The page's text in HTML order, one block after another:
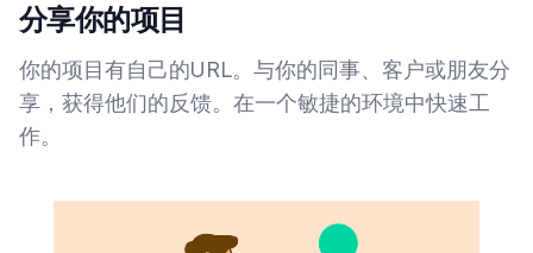
分享你的项目
你的项目有自己的URL。与你的同事、客户或朋友分
享，获得他们的反馈。在一个敏捷的环境中快速工
作。